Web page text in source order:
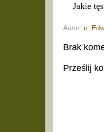
Jakie
Autor: o.
Brak
Prześlij